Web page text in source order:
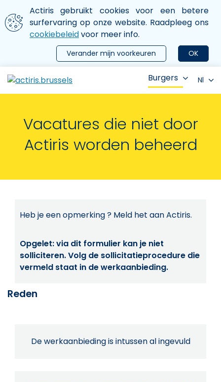
Aller au contenu principal
We gebruiken cookies
Actiris gebruikt cookies voor een betere
surfervaring op onze website. Raadpleeg ons
cookiebeleidvoor meer info.
OK
Verander mijn voorkeuren
le menu
Burgers Nl
Vacatures die niet door
Actiris worden beheerd
Heb je een opmerking ? Meld het aan Actiris.
Opgelet: via dit formulier kan je niet
solliciteren. Volg de sollicitatieprocedure die
vermeld staat in de werkaanbieding.
Reden
De werkaanbieding is intussen al ingevuld